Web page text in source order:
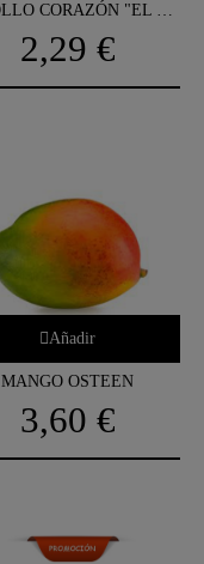
COGOLLO CORAZÓN "EL MOZUELO"
2,29 €
Añadir
MANGO OSTEEN
3,60 €